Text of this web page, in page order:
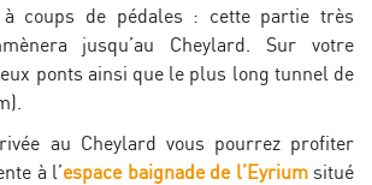
coups de pédales : cette partie très
jusqu’au Cheylard. Sur votre
ponts ainsi que le plus long tunnel de
au Cheylard vous pourrez profiter
à l’espace baignade de l’Eyrium situé